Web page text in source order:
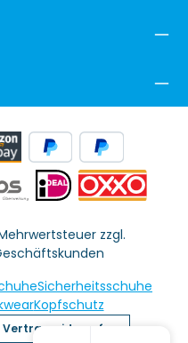
zzgl.
Sicherheitsschuhe
Kopfschutz
Vertrag widerrufen